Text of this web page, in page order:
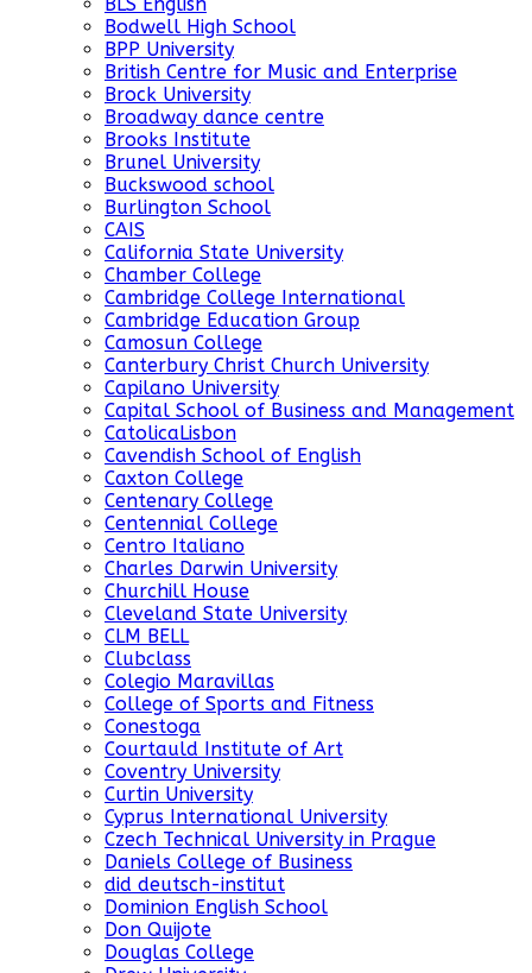
BLS English
Bodwell High School
BPP University
British Centre for Music and Enterprise
Brock University
Broadway dance centre
Brooks Institute
Brunel University
Buckswood school
Burlington School
CAIS
California State University
Chamber College
Cambridge College International
Cambridge Education Group
Camosun College
Canterbury Christ Church University
Capilano University
Capital School of Business and Management
CatolicaLisbon
Cavendish School of English
Caxton College
Centenary College
Centennial College
Centro Italiano
Charles Darwin University
Churchill House
Cleveland State University
CLM BELL
Clubclass
Colegio Maravillas
College of Sports and Fitness
Conestoga
Courtauld Institute of Art
Coventry University
Curtin University
Cyprus International University
Czech Technical University in Prague
Daniels College of Business
did deutsch-institut
Dominion English School
Don Quijote
Douglas College